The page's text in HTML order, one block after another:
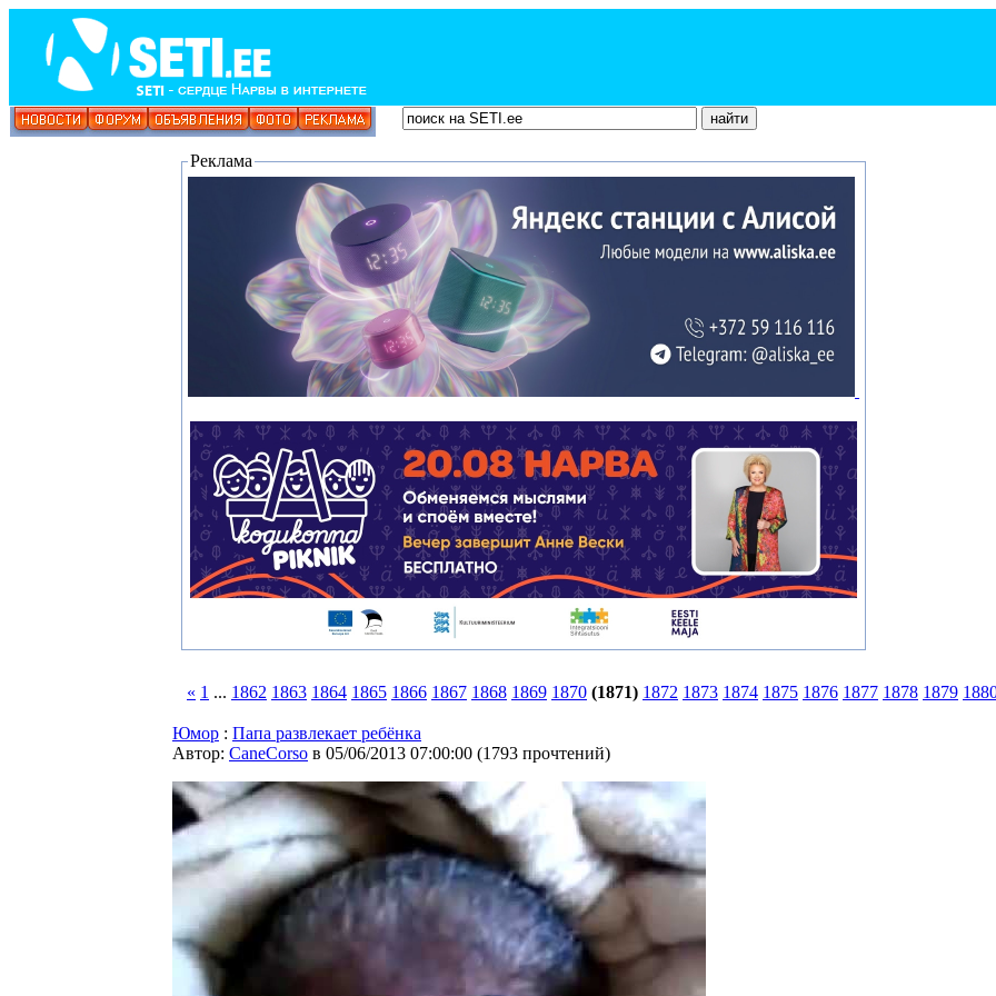
Реклама
« 1 ... 1862 1863 1864 1865 1866 1867 1868 1869 1870 (1871) 1872 1873 1874 1875 1876 1877 1878 1879
Юмор : Папа развлекает ребёнка
Автор: CaneCorso в 05/06/2013 07:00:00 (1793 прочтений)